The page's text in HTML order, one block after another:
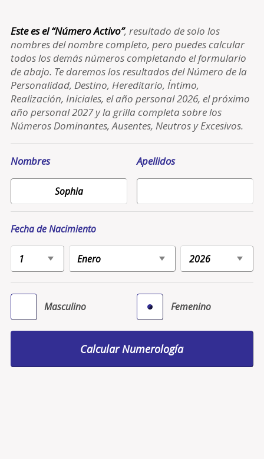
Este es el “Número Activo”, resultado de solo los
nombres del nombre completo, pero puedes calcular
todos los demás números completando el formulario
de abajo. Te daremos los resultados del Número de la
Personalidad, Destino, Hereditario, Íntimo,
Realización, Iniciales, el año personal 2026, el próximo
año personal 2027 y la grilla completa sobre los
Números Dominantes, Ausentes, Neutros y Excesivos.
Nombres Apellidos
Fecha de Nacimiento
Masculino Femenino